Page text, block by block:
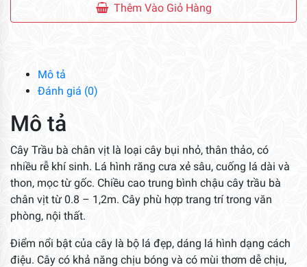
Bà
Thêm Vào Giỏ Hàng
Mô tả
Đánh giá (0)
Mô tả
Cây Trầu bà chân vịt là loại cây bụi nhỏ, thân thảo, có
nhiều rễ khí sinh. Lá hình răng cưa xẻ sâu, cuống lá dài và
thon, mọc từ gốc. Chiều cao trung bình chậu cây trầu bà
chân vịt từ 0.8 – 1,2m. Cây phù hợp trang trí trong văn
phòng, nội thất.
Điểm nổi bật của cây là bộ lá đẹp, dáng lá hình dạng cách
điệu. Cây có khả năng chịu bóng và có mùi thơm dễ chịu,